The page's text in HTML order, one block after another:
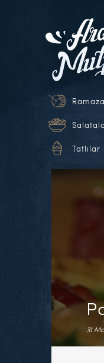
Tatlılar
31